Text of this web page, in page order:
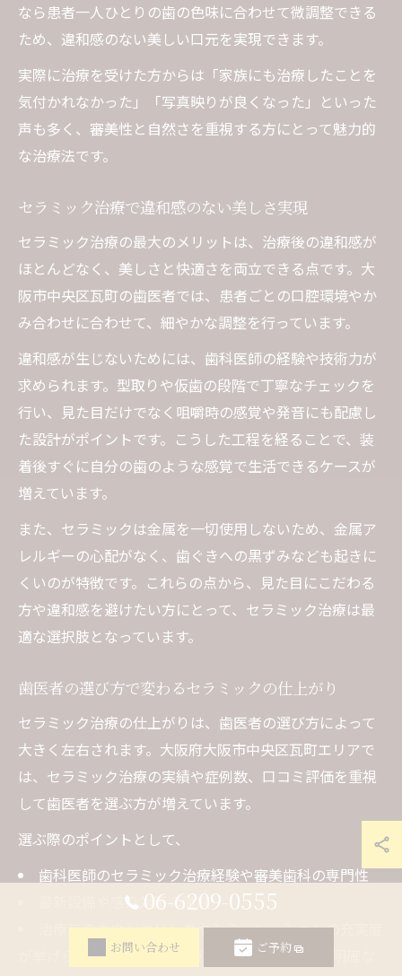
なら患者一人ひとりの歯の色味に合わせて微調整できる
ため、違和感のない美しい口元を実現できます。
実際に治療を受けた方からは「家族にも治療したことを
気付かれなかった」「写真映りが良くなった」といった
声も多く、審美性と自然さを重視する方にとって魅力的
な治療法です。
セラミック治療で違和感のない美しさ実現
セラミック治療の最大のメリットは、治療後の違和感が
ほとんどなく、美しさと快適さを両立できる点です。大
阪市中央区瓦町の歯医者では、患者ごとの口腔環境やか
み合わせに合わせて、細やかな調整を行っています。
違和感が生じないためには、歯科医師の経験や技術力が
求められます。型取りや仮歯の段階で丁寧なチェックを
行い、見た目だけでなく咀嚼時の感覚や発音にも配慮し
た設計がポイントです。こうした工程を経ることで、装
着後すぐに自分の歯のような感覚で生活できるケースが
増えています。
また、セラミックは金属を一切使用しないため、金属ア
レルギーの心配がなく、歯ぐきへの黒ずみなども起きに
くいのが特徴です。これらの点から、見た目にこだわる
方や違和感を避けたい方にとって、セラミック治療は最
適な選択肢となっています。
歯医者の選び方で変わるセラミックの仕上がり
セラミック治療の仕上がりは、歯医者の選び方によって
大きく左右されます。大阪府大阪市中央区瓦町エリアで
は、セラミック治療の実績や症例数、口コミ評価を重視
して歯医者を選ぶ方が増えています。
選ぶ際のポイントとして、
歯科医師のセラミック治療経験や審美歯科の専門性
最新設備や感染対策の徹底
治療前のカウンセリングやシミュレーションの充実度
が挙げられます。特に、治療計画や費用の説明が明確な
06-6209-0555
お問い合わせ ご予約